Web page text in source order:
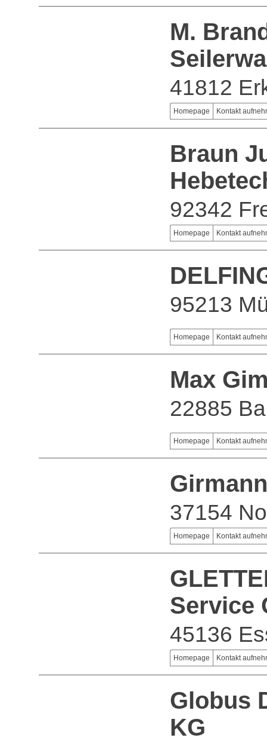
M.
41812
Homepage Kontakt
Braun
92342
Homepage Kontakt
95213
Homepage Kontakt
Max
22885
Homepage Kontakt
37154
Homepage Kontakt
Service
45136
Homepage Kontakt
Globus
KG